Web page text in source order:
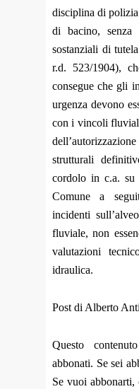
disciplina di
di bacino, senza
sostanziali di
r.d. 523/1904),
consegue che gli
urgenza devono
con i vincoli
strutturali
cordolo in c.a. su
Comune a
incidenti
fluviale, non
valutazioni
idraulica.
Post di Alberto
Questo
abbonati. Se sei
Se vuoi